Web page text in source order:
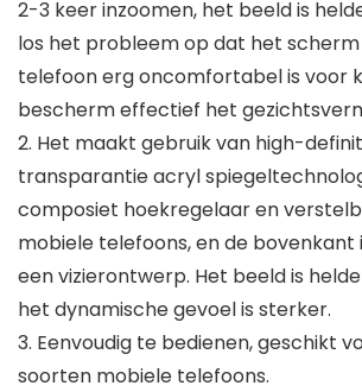
2-3 keer inzoomen, het beeld is
los het probleem op dat het
telefoon erg oncomfortabel is voor
bescherm effectief het
2. Het maakt gebruik van high-
transparantie acryl
composiet hoekregelaar en
mobiele telefoons, en de bovenkant
een vizierontwerp. Het beeld is
het dynamische gevoel is sterker.
3. Eenvoudig te bedienen, geschikt
soorten mobiele telefoons.